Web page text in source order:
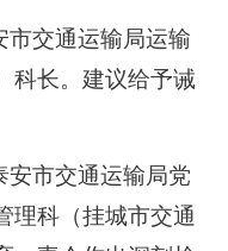
交通运输局运输
科长。建议给予诫
市交通运输局党
理科（挂城市交通